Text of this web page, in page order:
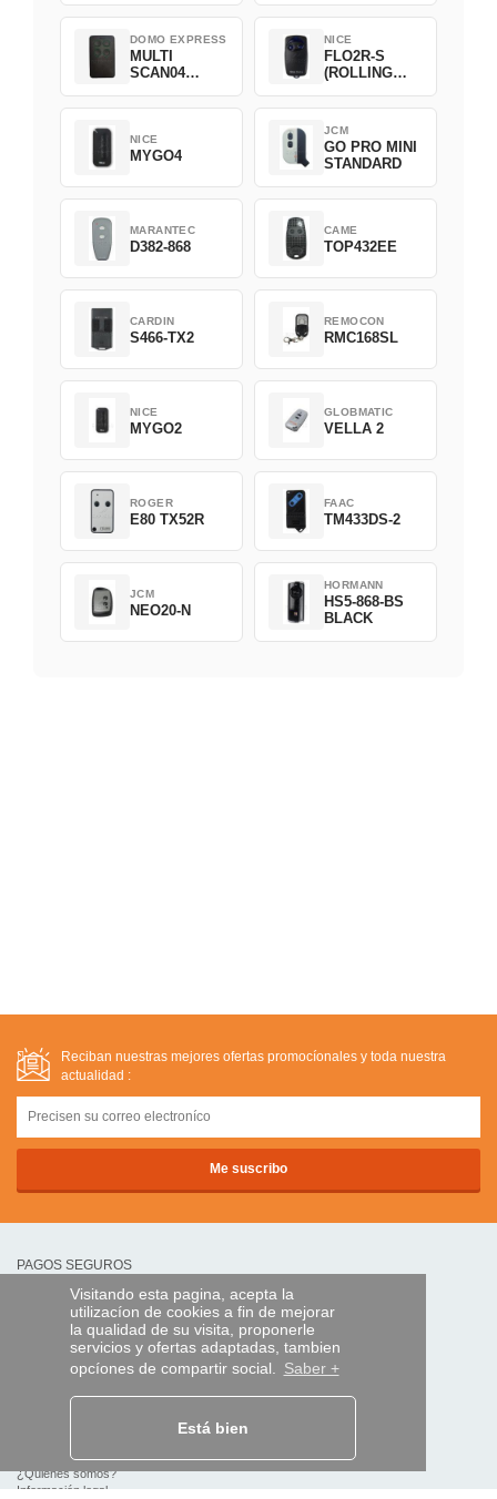
Visitando esta pagina, acepta la
utilizacíon de cookies a fin de mejorar
la qualidad de su visita, proponerle
servicios y ofertas adaptadas, tambien
opcíones de compartir social. Saber +
Está bien
DOMO EXPRESS
MULTI
SCAN04
NICE
FLO2R-S
(ROLLING
NICE
MYGO4
JCM
GO PRO MINI
STANDARD
MARANTEC
D382-868
CAME
TOP432EE
CARDIN
S466-TX2
REMOCON
RMC168SL
NICE
MYGO2
GLOBMATIC
VELLA 2
ROGER
E80 TX52R
FAAC
TM433DS-2
JCM
NEO20-N
HORMANN
HS5-868-BS
BLACK
Reciban nuestras mejores ofertas promocíonales y toda nuestra
actualidad :
PAGOS SEGUROS
transferencia bancaria
AYUDA Y SERVICIOS
Localice su envío
¿Quiénes somos?
Información legal